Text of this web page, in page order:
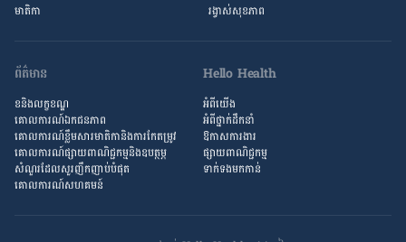
មាតិកា រង្វាស់​សុខភាព
ព័ត៌មាន
ខនិងលក្ខខណ្ឌ
គោលការណ៍ឯកជនភាព
គោលការណ៍​ខ្លឹម​សារ​មាតិកា​និង​ការ​កែតម្រូវ
គោលការណ៍ផ្សាយពាណិជ្ជកម្មនិងឧបត្ថម្ភ
សំណួរ​ដែល​សួរ​ញឹកញាប់​បំផុត
គោលការណ៍​សហគមន៍
Hello Health
អំពីយើង
អំពី​ថ្នាក់ដឹកនាំ
ឱកាស​ការងារ
ផ្សាយពាណិជ្ជកម្ម
ទាក់ទងមកកាន់